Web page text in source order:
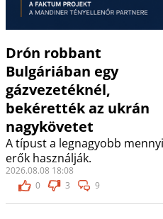
Drón robbant
Bulgáriában egy
gázvezetéknél,
bekérették az ukrán
nagykövetet
A típust a legnagyobb
erők használják.
2026.08.08 18:08
0
3 9